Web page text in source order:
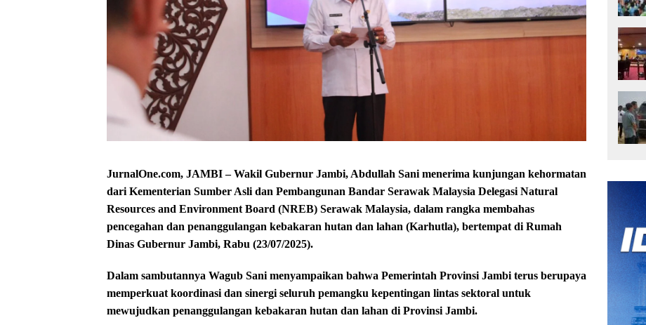
JurnalOne.com, JAMBI – Wakil Gubernur Jambi, Abdullah Sani menerima kunjungan kehormatan
dari Kementerian Sumber Asli dan Pembangunan Bandar Serawak Malaysia Delegasi Natural
Resources and Environment Board (NREB) Serawak Malaysia, dalam rangka membahas
pencegahan dan penanggulangan kebakaran hutan dan lahan (Karhutla), bertempat di Rumah
Dinas Gubernur Jambi, Rabu (23/07/2025).
Dalam sambutannya Wagub Sani menyampaikan bahwa Pemerintah Provinsi Jambi terus berupaya
memperkuat koordinasi dan sinergi seluruh pemangku kepentingan lintas sektoral untuk
mewujudkan penanggulangan kebakaran hutan dan lahan di Provinsi Jambi.